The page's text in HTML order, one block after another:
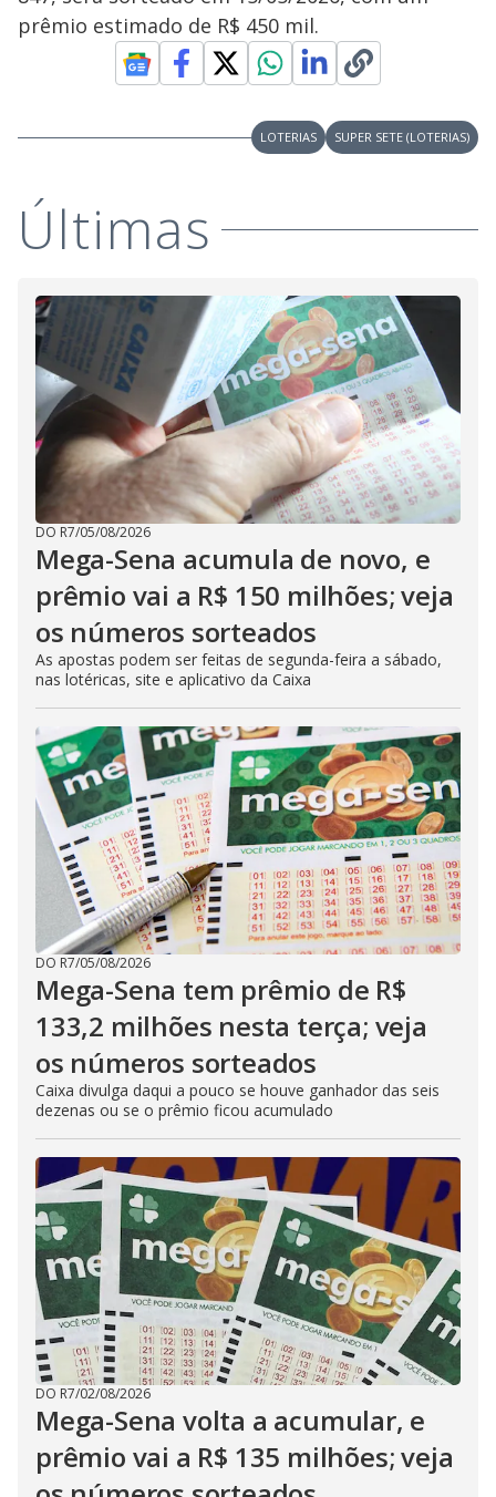
prêmio estimado de R$ 450 mil.
LOTERIAS SUPER SETE (LOTERIAS)
Últimas
DO R7/05/08/2026
Mega-Sena acumula de novo, e
prêmio vai a R$ 150 milhões; veja
os números sorteados
As apostas podem ser feitas de segunda-feira a sábado,
nas lotéricas, site e aplicativo da Caixa
DO R7/05/08/2026
Mega-Sena tem prêmio de R$
133,2 milhões nesta terça; veja
os números sorteados
Caixa divulga daqui a pouco se houve ganhador das seis
dezenas ou se o prêmio ficou acumulado
DO R7/02/08/2026
Mega-Sena volta a acumular, e
prêmio vai a R$ 135 milhões; veja